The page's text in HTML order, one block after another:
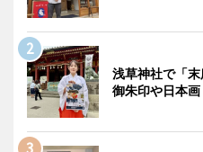
浅草神社で「
御朱印や日本